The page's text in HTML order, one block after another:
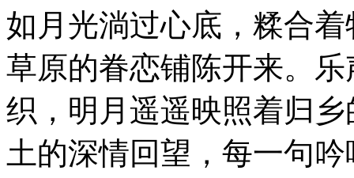
如月光淌过心底，糅合
草原的眷恋铺陈开来。
织，明月遥遥映照着归
土的深情回望，每一句